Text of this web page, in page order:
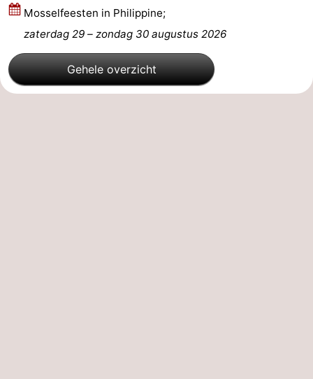
Mosselfeesten in Philippine;
zaterdag 29 – zondag 30 augustus 2026
Gehele overzicht